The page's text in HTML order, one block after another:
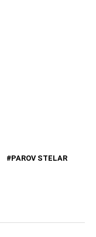
PAROV STELAR